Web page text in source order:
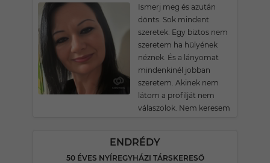
Ismerj meg és azután
dönts. Sok mindent
szeretek. Egy biztos nem
szeretem ha hülyének
néznek. És a lányomat
mindenkinél jobban
szeretem. Akinek nem
látom a profilját nem
válaszolok. Nem keresem
ENDRÉDY
50 ÉVES NYÍREGYHÁZI TÁRSKERESŐ